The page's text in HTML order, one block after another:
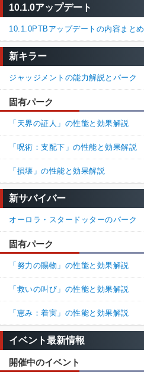
10.1.0アップデート
10.1.0PTBアップデートの内容まとめ
新キラー
ジャッジメントの能力解説とパーク
固有パーク
「天界の証人」の性能と効果解説
「呪術：支配下」の性能と効果解説
「損壊」の性能と効果解説
新サバイバー
オーロラ・スタードッターのパーク
固有パーク
「努力の賜物」の性能と効果解説
「救いの叫び」の性能と効果解説
「恵み：着実」の性能と効果解説
イベント最新情報
開催中のイベント